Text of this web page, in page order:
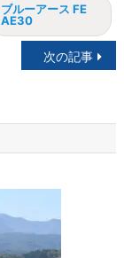
ブルーアース FE
AE30
次の記事